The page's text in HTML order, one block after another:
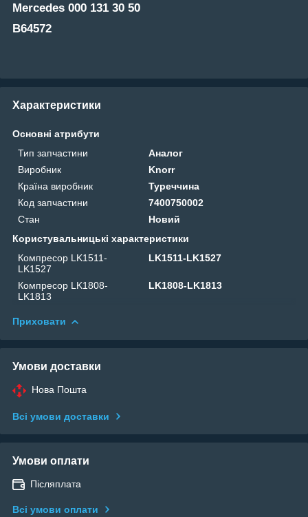
Mercedes 000 131 30 50
B64572
Характеристики
Основні атрибути
Тип запчастини
Аналог
Виробник
Knorr
Країна виробник
Туреччина
Код запчастини
7400750002
Стан
Новий
Користувальницькі характеристики
Компресор LK1511-
LK1527
LK1511-LK1527
Компресор LK1808-
LK1813
LK1808-LK1813
Приховати
Умови доставки
Нова Пошта
Всі умови доставки
Умови оплати
Післяплата
Всі умови оплати